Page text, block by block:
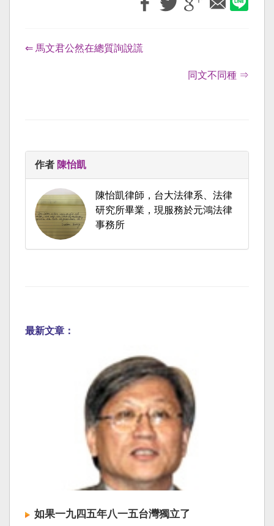
⇐ 馬文君公然在總質詢說謊
同文不同種 ⇒
作者 陳怡凱
陳怡凱律師，台大法律系、法律
研究所畢業，現服務於元鴻法律
事務所
最新文章：
如果一九四五年八一五台灣獨立了